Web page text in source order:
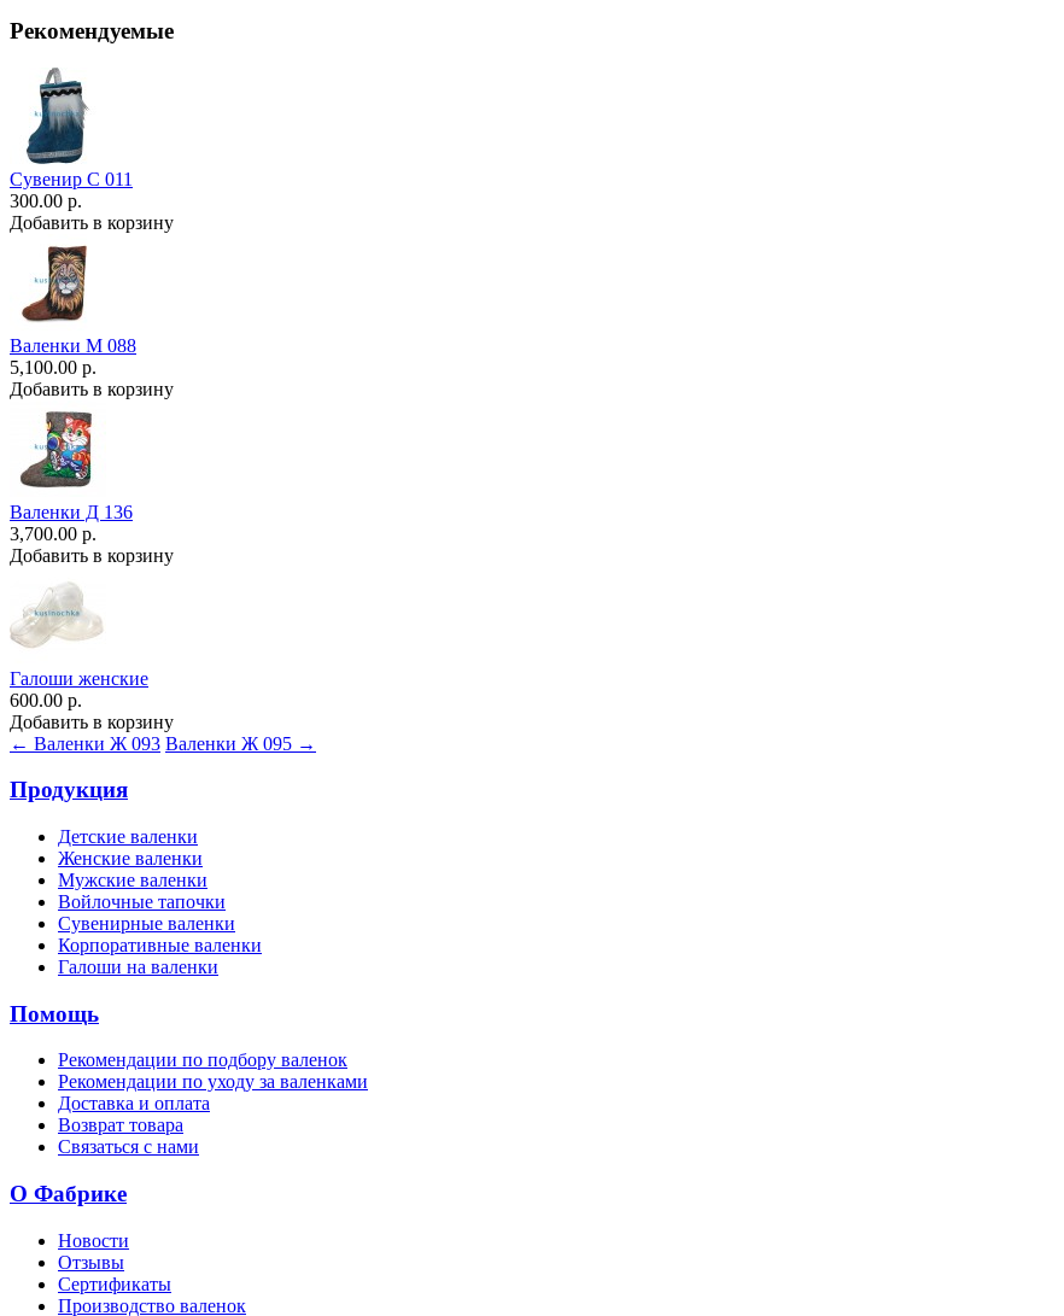
Рекомендуемые
Сувенир С 011
300.00 р.
Добавить в корзину
Валенки М 088
5,100.00 р.
Добавить в корзину
Валенки Д 136
3,700.00 р.
Добавить в корзину
Галоши женские
600.00 р.
Добавить в корзину
← Валенки Ж 093 Валенки Ж 095 →
Продукция
Детские валенки
Женские валенки
Мужские валенки
Войлочные тапочки
Сувенирные валенки
Корпоративные валенки
Галоши на валенки
Помощь
Рекомендации по подбору валенок
Рекомендации по уходу за валенками
Доставка и оплата
Возврат товара
Связаться с нами
О Фабрике
Новости
Отзывы
Сертификаты
Производство валенок